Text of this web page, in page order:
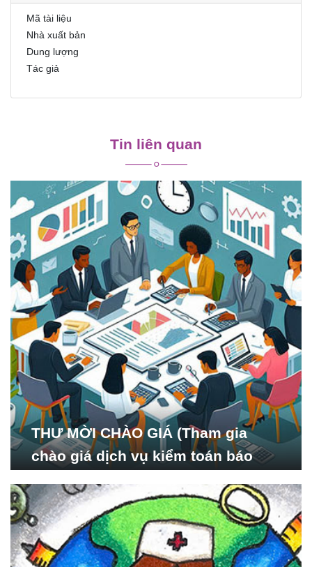
Mã tài liệu
Nhà xuất bản
Dung lượng
Tác giả
viết
Tin liên quan
THƯ MỜI CHÀO GIÁ (Tham gia
chào giá dịch vụ kiểm toán báo
Nghiên cứu Phát triển Xã
hội_ISDS)